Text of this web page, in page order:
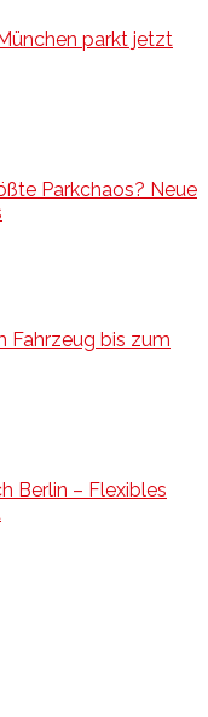
parkt jetzt
Parkchaos? Neue
Fahrzeug bis zum
Berlin – Flexibles